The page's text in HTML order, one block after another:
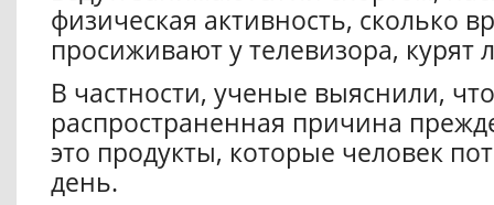
физическая активность, сколько
просиживают у телевизора, курят
В частности, ученые выяснили,
распространенная причина
это продукты, которые человек
день.